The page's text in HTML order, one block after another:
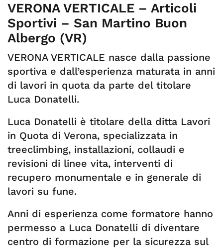
VERONA VERTICALE – Articoli
Sportivi – San Martino Buon
Albergo (VR)
VERONA VERTICALE nasce dalla passione
sportiva e dall’esperienza maturata in anni
di lavori in quota da parte del titolare
Luca Donatelli.
Luca Donatelli è titolare della ditta Lavori
in Quota di Verona, specializzata in
treeclimbing, installazioni, collaudi e
revisioni di linee vita, interventi di
recupero monumentale e in generale di
lavori su fune.
Anni di esperienza come formatore hanno
permesso a Luca Donatelli di diventare
centro di formazione per la sicurezza sul